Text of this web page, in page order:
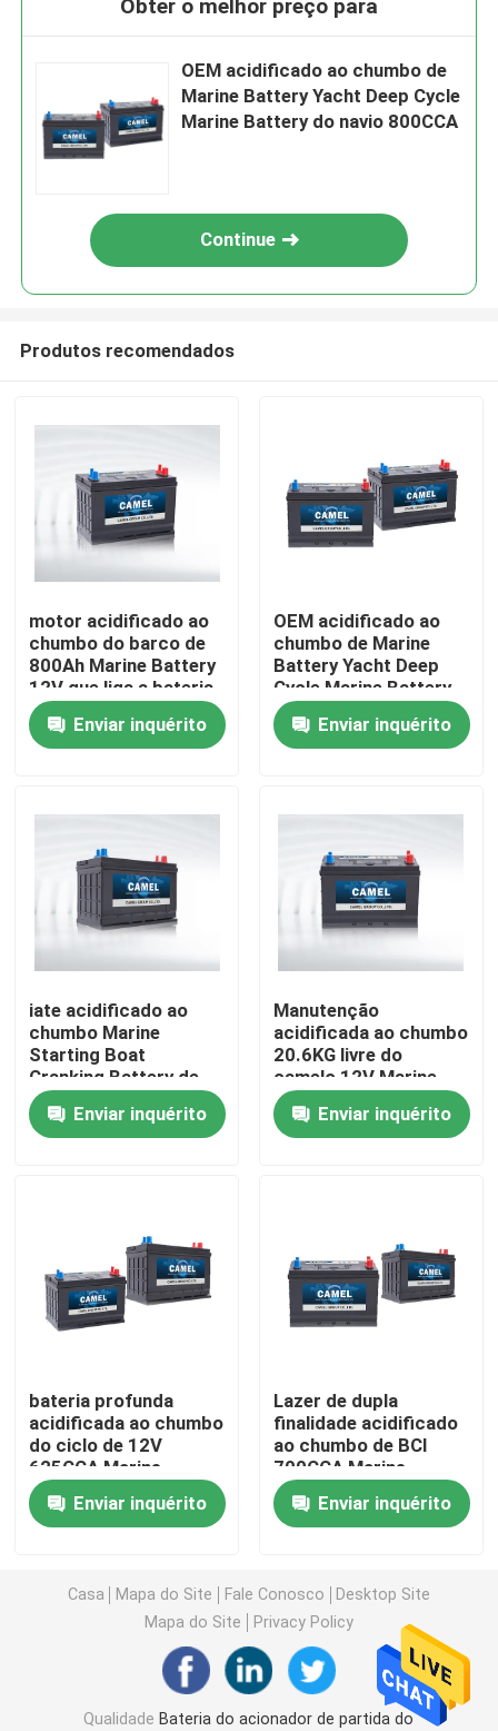
Casa
Produtos
Sobre nós
Controle da qualidade
Contacte-nos
Group Website
Bateria do acionador de partida do carro
Bateria da parada de começo do carro
Bateria acidificada ao chumbo do lazer
Bateria acidificada ao chumbo da tração
Marine Battery acidificada ao chumbo
Sistema residencial do armazenamento de energia
Obter o melhor preço para
OEM acidificado ao chumbo de
Marine Battery Yacht Deep Cycle
Marine Battery do navio 800CCA
Continue
Produtos recomendados
motor acidificado ao
chumbo do barco de
800Ah Marine Battery
12V que liga a bateria
profunda do ciclo
para ligar o barco
Enviar inquérito
OEM acidificado ao
chumbo de Marine
Battery Yacht Deep
Cycle Marine Battery
do navio 800CCA
Enviar inquérito
iate acidificado ao
chumbo Marine
Starting Boat
Cranking Battery de
950Ah 12V
Enviar inquérito
Manutenção
acidificada ao chumbo
20.6KG livre do
camelo 12V Marine
Battery BCI
Enviar inquérito
bateria profunda
acidificada ao chumbo
do ciclo de 12V
625CCA Marine
Battery MF
Enviar inquérito
Lazer de dupla
finalidade acidificado
ao chumbo de BCI
700CCA Marine
Battery JIS
Enviar inquérito
Casa Mapa do Site Fale Conosco
Desktop Site
Mapa do Site
Privacy Policy
Qualidade Bateria do acionador de partida do